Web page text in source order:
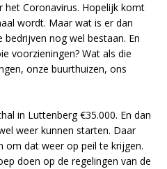
het Coronavirus. Hopelijk komt
wordt. Maar wat is er dan
nog wel bestaan. En
voorzieningen? Wat als die
onze buurthuizen, ons
in Luttenberg €35.000. En dan
weer kunnen starten. Daar
dat weer op peil te krijgen.
doen op de regelingen van de